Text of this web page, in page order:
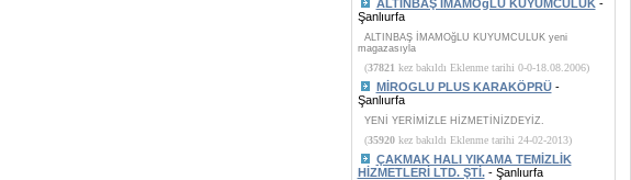
ALTINBAŞ İMAMOğLU KUYUMCULUK-
Şanlıurfa
ALTINBAŞ İMAMOğLU KUYUMCULUK yeni
magazasıyla
(37821 kez bakıldı Eklenme tarihi 0-0-18.08.2006)
MİROGLU PLUS KARAKÖPRÜ-
Şanlıurfa
YENİ YERİMİZLE HİZMETİNİZDEYİZ.
(35920kez bakıldı Eklenme tarihi 24-02-2013)
ÇAKMAK HALI YIKAMA TEMİZLİK
HİZMETLERİ LTD. ŞTİ.- Şanlıurfa